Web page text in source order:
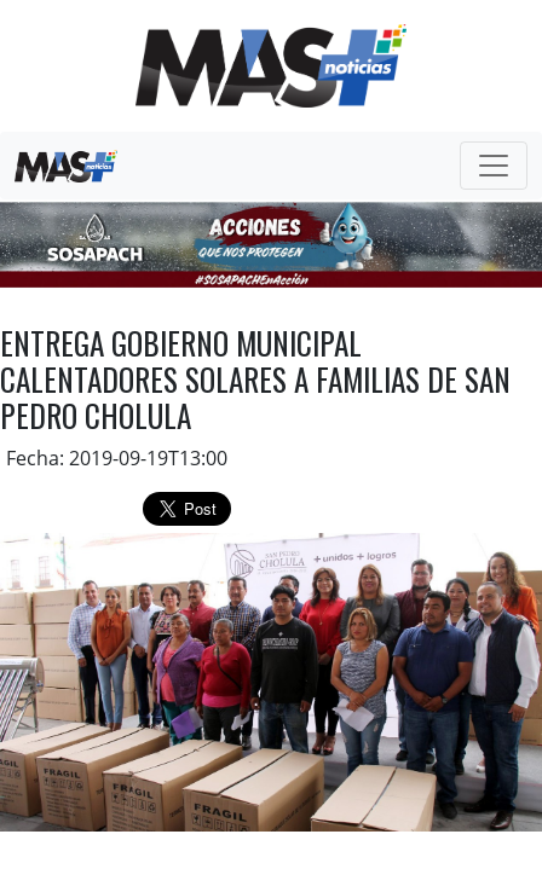
ENTREGA GOBIERNO MUNICIPAL
CALENTADORES SOLARES A FAMILIAS DE SAN
PEDRO CHOLULA
Fecha: 2019-09-19T13:00